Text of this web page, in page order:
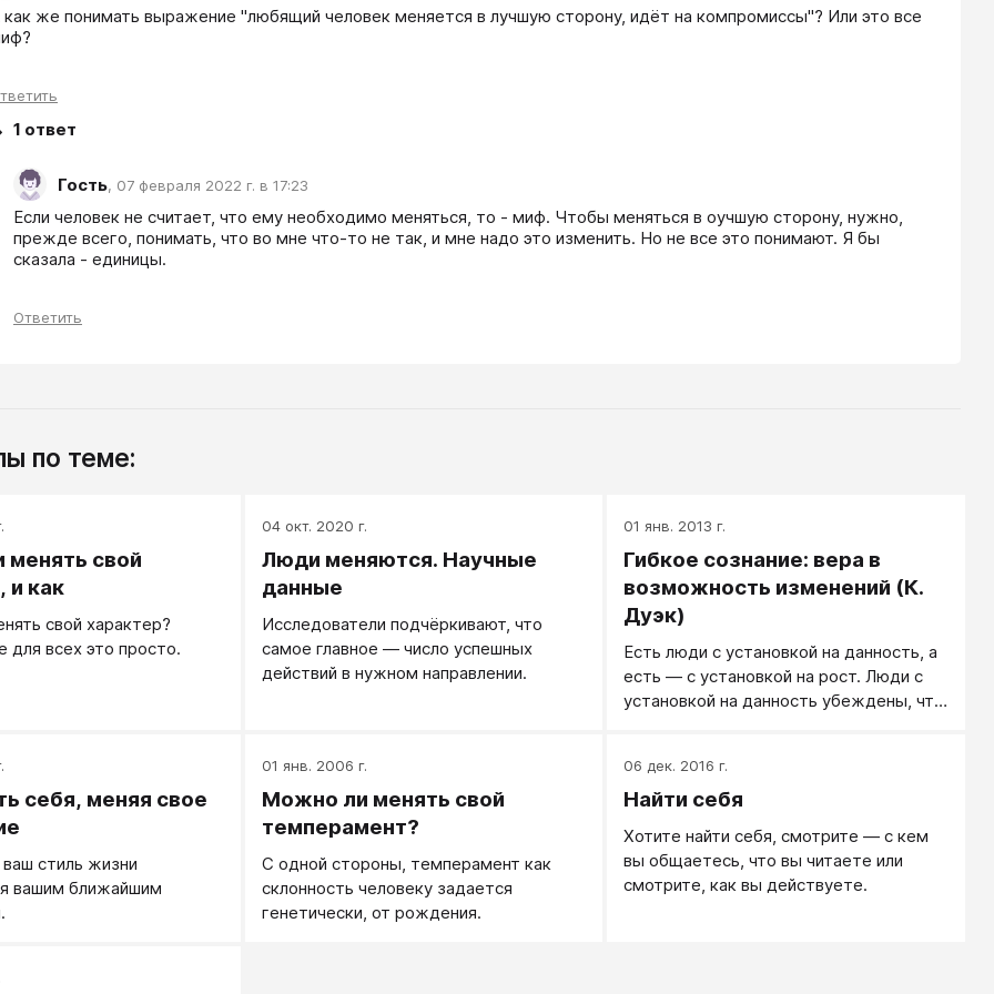
как же понимать выражение "любящий человек меняется в лучшую сторону, идёт на компромиссы"? Или это все
1 ответ
Гость, 07 февраля 2022 г. в 17:23
Если человек не считает, что ему необходимо меняться, то - миф. Чтобы меняться в оучшую сторону, нужно,
прежде всего, понимать, что во мне что-то не так, и мне надо это изменить. Но не все это понимают. Я бы
сказала - единицы.
Ответить
по теме:
свой
и как
свой характер?
для всех это просто.
04 окт. 2020 г.
Люди меняются. Научные
данные
Исследователи подчёркивают, что
самое главное — число успешных
действий в нужном направлении.
01 янв. 2013 г.
Гибкое сознание: вера в
возможность изменений (К.
Дуэк)
​​Есть люди с установкой на данность, а
есть ― с установкой на рост. Люди с
установкой на данность убеждены, что
на рост и развитие, убеждены в том,
что в их силах изменить очень многое и,
себя развивать.
себя, меняя свое
стиль жизни
вашим ближайшим
01 янв. 2006 г.
Можно ли менять свой
темперамент?
С одной стороны, темперамент как
склонность человеку задается
генетически, от рождения.
06 дек. 2016 г.
Найти себя
Хотите найти себя, смотрите — с кем
вы общаетесь, что вы читаете или
смотрите, как вы действуете.